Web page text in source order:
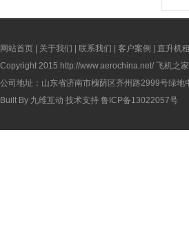
网站首页 关于我们 联系我们 客户案例
直升机
Copyright 2015 http://www.aerochina.net/ 飞机之
公司地址：山东省济南市槐荫区齐州路2999号绿
Built By 九维互动 技术支持 鲁ICP备13022057号